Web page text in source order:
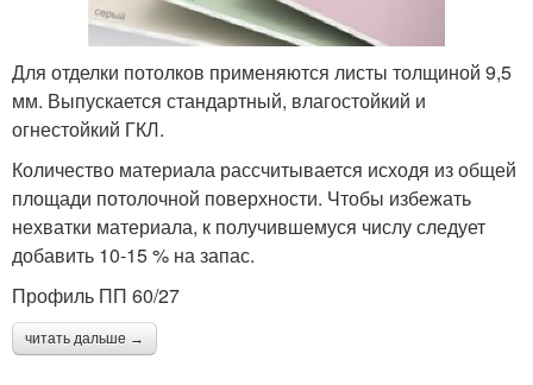
Для отделки потолков применяются листы толщиной 9,5
мм. Выпускается стандартный, влагостойкий и
огнестойкий ГКЛ.
Количество материала рассчитывается исходя из общей
площади потолочной поверхности. Чтобы избежать
нехватки материала, к получившемуся числу следует
добавить 10-15 % на запас.
Профиль ПП 60/27
читать дальше →